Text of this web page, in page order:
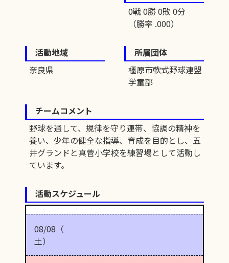
0戦 0勝 0敗 0分
（勝率 .000）
活動地域
奈良県
所属団体
橿原市軟式野球連盟
学童部
チームコメント
野球を通して、規律を守り連帯、協調の精神を
養い、少年の健全な指導、育成を目的とし、五
井グランドと真菅小学校を練習場として活動し
ています。
活動スケジュール
08/08（
土）